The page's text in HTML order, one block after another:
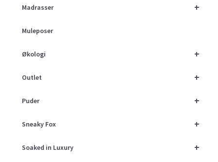
+
Madrasser
Muleposer
+
Økologi
+
Outlet
+
Puder
+
Sneaky Fox
+
Soaked in Luxury